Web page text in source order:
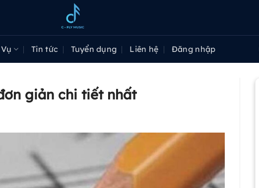
Tin tức Tuyển dụng Liên hệ Đăng nhập
giản chi tiết nhất